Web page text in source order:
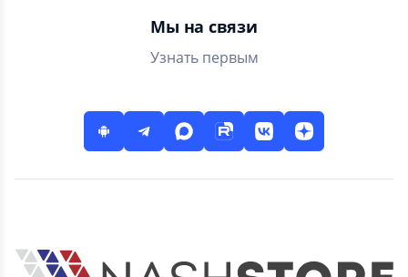
Мы на связи
Узнать первым